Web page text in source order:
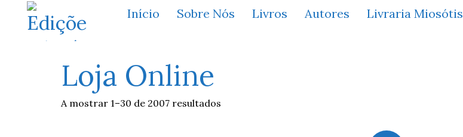
Início Sobre Nós Livros Autores Livraria Miosótis
Loja Online
A mostrar 1–30 de 2007 resultados